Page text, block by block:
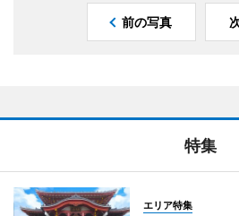
前の写真
特集
エリア特集